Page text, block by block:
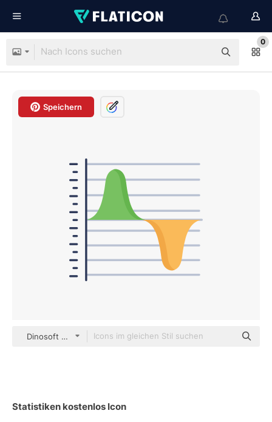
0
Speichern
Dinosoft Flat
Statistiken kostenlos Icon